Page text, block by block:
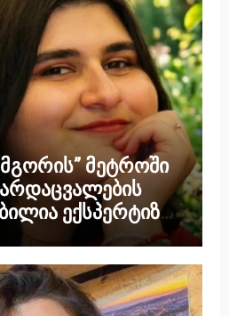
მეტროში
ექსპერტიზის